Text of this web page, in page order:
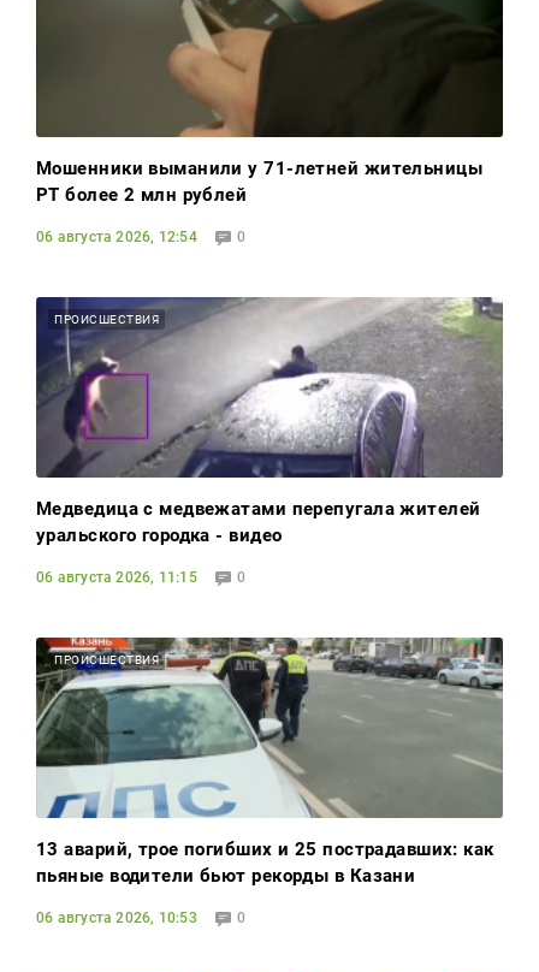
Мошенники выманили у 71-летней жительницы
РТ более 2 млн рублей
06 августа 2026, 12:54 0
ПРОИСШЕСТВИЯ
Медведица с медвежатами перепугала жителей
уральского городка - видео
06 августа 2026, 11:15 0
ПРОИСШЕСТВИЯ
13 аварий, трое погибших и 25 пострадавших: как
пьяные водители бьют рекорды в Казани
06 августа 2026, 10:53 0